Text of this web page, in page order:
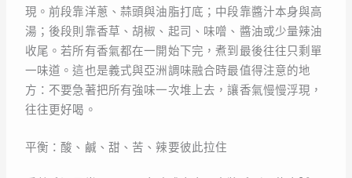
現。前段靠洋蔥、蒜頭與油脂打底；中段靠醬汁本身與高
湯；後段則靠香草、胡椒、起司、味噌、醬油或少量辣油
收尾。若所有香氣都在一開始下完，煮到最後往往只剩單
一味道。這也是義式與亞洲調味融合時最值得注意的地
方：不要急著把所有強味一次堆上去，讓香氣慢慢浮現，
往往更好喝。
平衡：酸、鹹、甜、苦、辣要彼此拉住